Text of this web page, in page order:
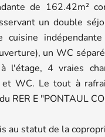
de 162.42m²
un double
cuisine indépendante
un WC
à l'étage, 4 vraies
WC. Le tout à
RER E "PONTAUL
au statut de la